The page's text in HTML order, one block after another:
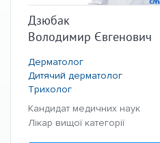
Дзюбак
Володимир Євгенович
Дерматолог
Дитячий дерматолог
Трихолог
Кандидат медичних наук
Лікар вищої категорії